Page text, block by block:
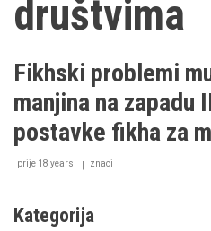
društvima
Fikhski problemi
manjina na zapadu
postavke fikha za
prije 18 years znaci
Kategorija